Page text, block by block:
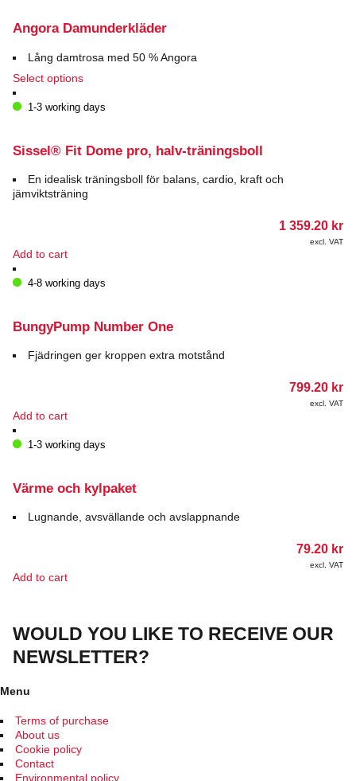
Angora Damunderkläder
Lång damtrosa med 50 % Angora
Select optionsThis
has
The
may
be
1-3 working days
Sissel® Fit Dome pro, halv-träningsboll
En idealisk träningsboll för balans, cardio, kraft och
jämviktsträning
1 359.20 kr
excl. VAT
Add to cart
4-8 working days
BungyPump Number One
Fjädringen ger kroppen extra motstånd
799.20 kr
excl. VAT
Add to cart
1-3 working days
Värme och kylpaket
Lugnande, avsvällande och avslappnande
79.20 kr
excl. VAT
Add to cart
WOULD YOU LIKE TO RECEIVE OUR
NEWSLETTER?
Menu
Terms of purchase
About us
Cookie policy
Contact
Environmental policy